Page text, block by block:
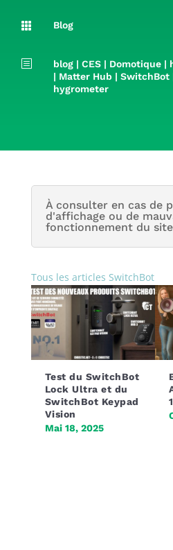
 Blog
b blog |CES | Domotique |
| Matter Hub |SwitchBot
hygrometer
À consulter en cas de
d'affichage ou de
fonctionnement du
Tous les articles SwitchBot
Test du SwitchBot
Lock Ultra et du
SwitchBot Keypad
Vision
Mai 18, 2025